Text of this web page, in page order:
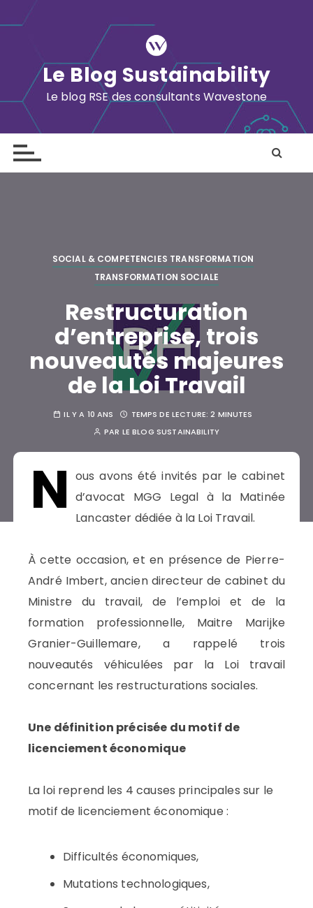
k
o
Le Blog Sustainability
Le blog RSE des consultants Wavestone
SOCIAL & COMPETENCIES TRANSFORMATION
TRANSFORMATION SOCIALE
Restructuration
d’entreprise, trois
nouveautés majeures
de la Loi Travail
IL Y A 10 ANS TEMPS DE LECTURE:2 MINUTES
PAR LE BLOG SUSTAINABILITY
N ous avons été invités par le cabinet
d’avocat MGG Legal à la Matinée
Lancaster dédiée à la Loi Travail.
À cette occasion, et en présence de Pierre-
André Imbert, ancien directeur de cabinet du
Ministre du travail, de l’emploi et de la
formation professionnelle, Maitre Marijke
Granier-Guillemare, a rappelé trois
nouveautés véhiculées par la Loi travail
concernant les restructurations sociales.
Une définition précisée du motif de
licenciement économique
La loi reprend les 4 causes principales sur le
motif de licenciement économique :
Difficultés économiques,
Mutations technologiques,